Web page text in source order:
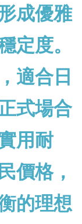
成優雅
定度。
適合日
式場合
用耐
價格，
的理想